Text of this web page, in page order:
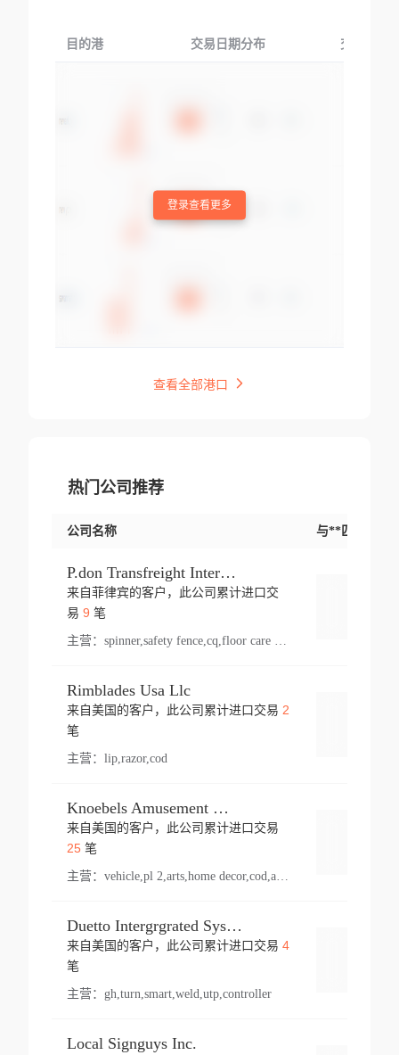
目的港 交易日期分布 交易产品
登录查看更多
查看全部港口
热门公司推荐
公司名称 与**匹配交易
P.don Transfreight International
来自菲律宾的客户，此公司累计进口交
易 9 笔
主营：
Rimblades Usa Llc
来自美国的客户，此公司累计进口交易 2
笔
主营： lip,razor,cod
Knoebels Amusement Resort
来自美国的客户，此公司累计进口交易
25笔
主营： vehicle,pl 2,arts,home decor,cod,amusement ride,sea
Duetto Intergrgrated Systems Inc.
来自美国的客户，此公司累计进口交易 4
笔
主营： gh,turn,smart,weld,utp,controller
Local Signguys Inc.